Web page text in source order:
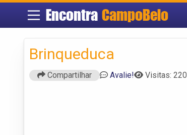
Encontra CampoBelo
Brinqueduca
Compartilhar Avalie! Visitas: 220